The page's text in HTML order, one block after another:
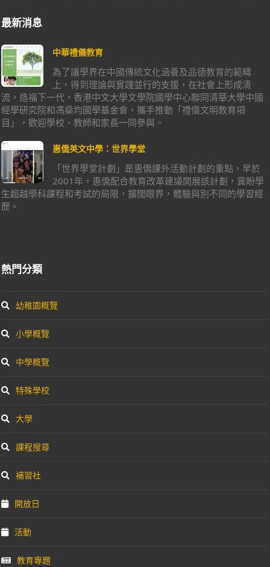
最新消息
中華禮儀教育
為了讓學界在中國傳統文化涵養及品德教育的範疇
上，得到理論與實踐並行的支援，在社會上形成清
流，造福下一代，香港中文大學文學院國學中心聯同清華大學中國
經學研究院和馮燊均國學基金會，攜手推動「禮儀文明教育項
目」，歡迎學校、教師和家長一同參與。
惠僑英文中學：世界學堂
「世界學堂計劃」是惠僑課外活動計劃的重點，早於
2001年，惠僑配合教育改革建議開展該計劃，冀盼學
生超越學科課程和考試的局限，擴闊眼界，體驗與別不同的學習經
歷。
熱門分類
幼稚園概覽
小學概覽
中學概覽
特殊學校
大學
課程搜尋
補習社
開放日
活動
教育專題